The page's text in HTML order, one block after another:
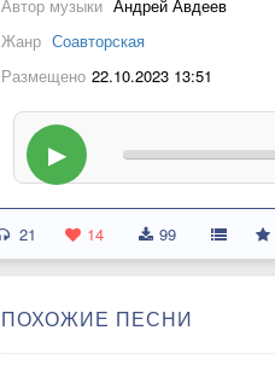
Автор музыки Андрей Авдеев
Жанр Соавторская
Размещено 22.10.2023 13:51
▶
21 14 99
ПОХОЖИЕ ПЕСНИ